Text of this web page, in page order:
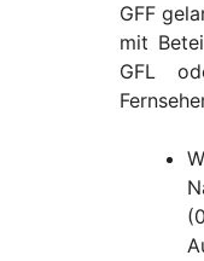
GFF
mit
GFL